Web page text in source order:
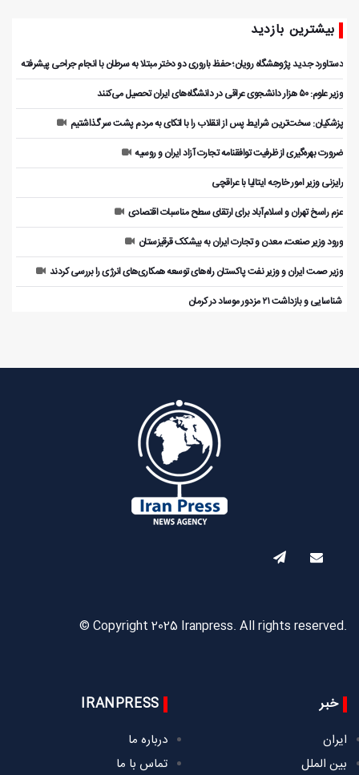
بیشترین بازدید
دستاورد جدید پژوهشگاه رویان؛ حفظ باروری دو دختر مبتلا به سرطان با انجام جراحی پیشرفته
وزیر علوم: ۵۰ هزار دانشجوی عراقی در دانشگاه‌های ایران تحصیل می‌کنند
پزشکیان: سخت‌ترین شرایط پس از انقلاب را با اتکای به مردم پشت سر گذاشتیم
ضرورت بهره‌گیری از ظرفیت توافقنامه تجارت آزاد ایران و روسیه
رایزنی وزیر امور خارجه ایتالیا با عراقچی
عزم راسخ تهران و اسلام‌آباد برای ارتقای سطح مناسبات اقتصادی
ورود وزیر صنعت، معدن و تجارت ایران به بیشکک قرقیزستان
وزیر صمت ایران و وزیر نفت پاکستان راه‌های توسعه همکاری‌های انرژی را بررسی کردند
️ شناسایی و بازداشت ۲۱ مزدور موساد در کرمان
© Copyright 2025 Iranpress. All rights reserved.
خبر
ایران
بین الملل
IRANPRESS
درباره ما
تماس با ما